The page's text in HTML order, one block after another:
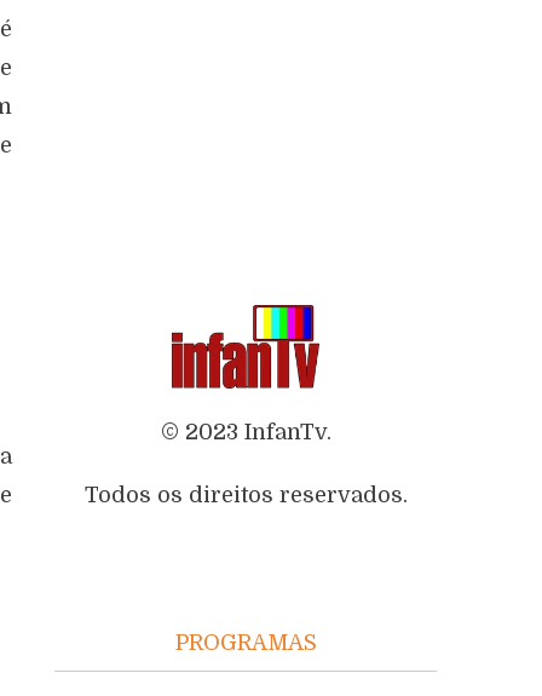
© 2023 InfanTv.
Todos os direitos reservados.
PROGRAMAS